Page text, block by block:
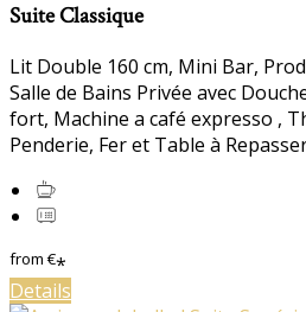
Suite Classique
Lit Double 160 cm, Mini Bar,
Salle de Bains Privée avec
fort, Machine a café expresso ,
Penderie, Fer et Table à
from€*
Details